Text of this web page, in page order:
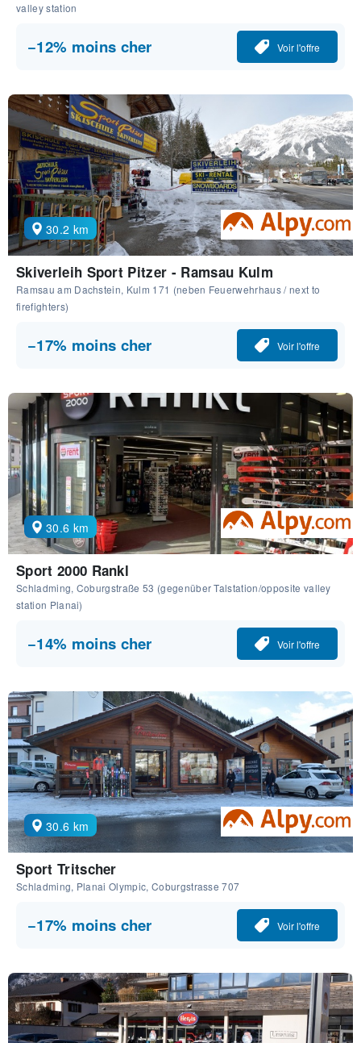
valley station
−12% moins cher Voir l'offre
30.2 km
Skiverleih Sport Pitzer - Ramsau Kulm
Ramsau am Dachstein, Kulm 171 (neben Feuerwehrhaus / next to
firefighters)
−17% moins cher Voir l'offre
30.6 km
Sport 2000 Rankl
Schladming, Coburgstraße 53 (gegenüber Talstation/opposite valley
station Planai)
−14% moins cher Voir l'offre
30.6 km
Sport Tritscher
Schladming, Planai Olympic, Coburgstrasse 707
−17% moins cher Voir l'offre